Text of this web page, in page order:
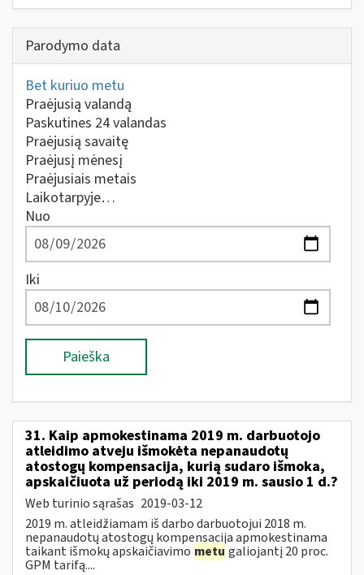
Parodymo data
Bet kuriuo metu
Praėjusią valandą
Paskutines 24 valandas
Praėjusią savaitę
Praėjusį mėnesį
Praėjusiais metais
Laikotarpyje…
Nuo
Iki
Paieška
31. Kaip apmokestinama 2019 m. darbuotojo
atleidimo atveju išmokėta nepanaudotų
atostogų kompensacija, kurią sudaro išmoka,
apskaičiuota už periodą iki 2019 m. sausio 1 d.?
Web turinio sąrašas 2019-03-12
2019 m. atleidžiamam iš darbo darbuotojui 2018 m.
nepanaudotų atostogų kompensacija apmokestinama
taikant išmokų apskaičiavimo metu galiojantį 20 proc.
GPM tarifą....